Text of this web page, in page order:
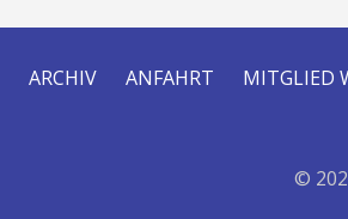
ARCHIV ANFAHRT MITGLIED
©